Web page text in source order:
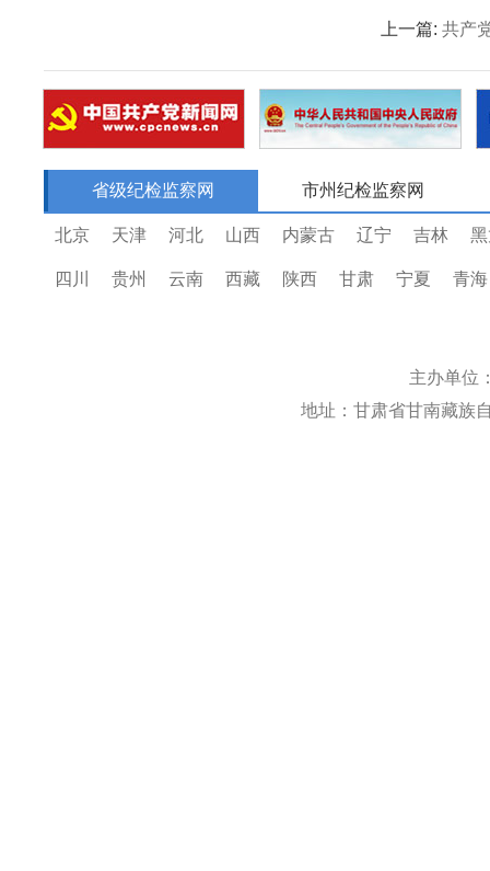
上一篇: 共产
省级纪检监察网 市州纪检监察网
北京 天津 河北 山西 内蒙古 辽宁 吉林
四川 贵州 云南 西藏 陕西 甘肃 宁夏 青海
主办单位
地址：甘肃省甘南藏族